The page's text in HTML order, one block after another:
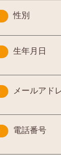
性別
生年月日
メールアド
電話番号